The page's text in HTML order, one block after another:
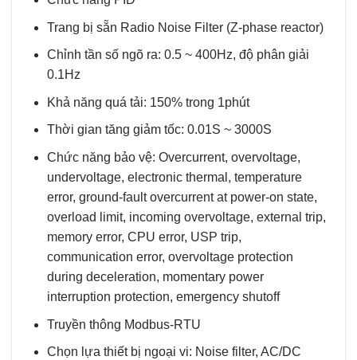
Trang bị sẵn Radio Noise Filter (Z-phase reactor)
Chỉnh tần số ngõ ra: 0.5 ~ 400Hz, độ phân giải
0.1Hz
Khả năng quá tải: 150% trong 1phút
Thời gian tăng giảm tốc: 0.01S ~ 3000S
Chức năng bảo vệ: Overcurrent, overvoltage,
undervoltage, electronic thermal, temperature
error, ground-fault overcurrent at power-on state,
overload limit, incoming overvoltage, external trip,
memory error, CPU error, USP trip,
communication error, overvoltage protection
during deceleration, momentary power
interruption protection, emergency shutoff
Truyền thông Modbus-RTU
Chọn lựa thiết bị ngoại vi: Noise filter, AC/DC